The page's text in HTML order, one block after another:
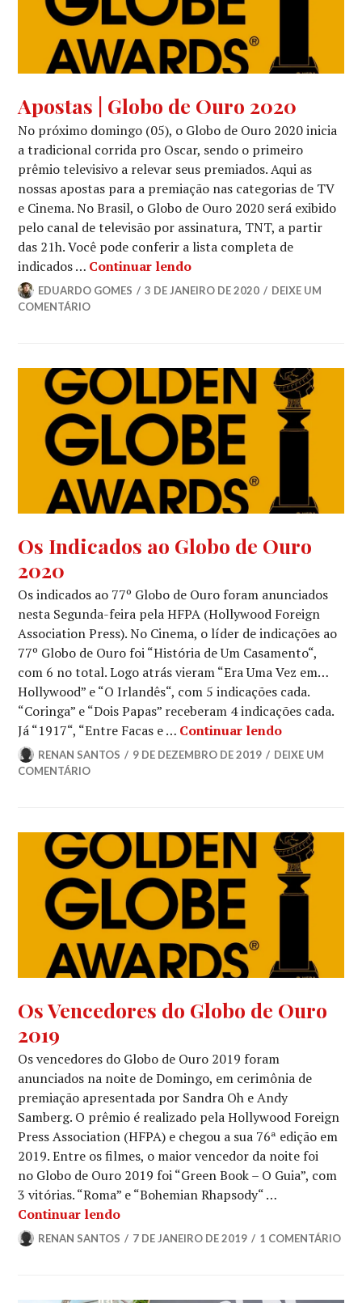
APOSTAS,
GLOBO
DE
OURO
Apostas | Globo de Ouro 2020
No próximo domingo (05), o Globo de Ouro 2020 inicia
a tradicional corrida pro Oscar, sendo o primeiro
prêmio televisivo a relevar seus premiados. Aqui as
nossas apostas para a premiação nas categorias de TV
e Cinema. No Brasil, o Globo de Ouro 2020 será exibido
pelo canal de televisão por assinatura, TNT, a partir
das 21h. Você pode conferir a lista completa de
indicados … Continuar lendoApostas | Globo de Ouro
EDUARDO GOMES 3 DE JANEIRO DE 2020
DEIXE UM
COMENTÁRIO
GLOBO
DE
OURO,
DE
FILMES,
NOTÍCIAS
DE
SÉRIES
Os Indicados ao Globo de Ouro
2020
Os indicados ao 77º Globo de Ouro foram anunciados
nesta Segunda-feira pela HFPA (Hollywood Foreign
Association Press). No Cinema, o líder de indicações ao
77º Globo de Ouro foi “História de Um Casamento“,
com 6 no total. Logo atrás vieram “Era Uma Vez em…
Hollywood” e “O Irlandês“, com 5 indicações cada.
“Coringa” e “Dois Papas” receberam 4 indicações cada.
Já “1917“, “Entre Facas e … Continuar lendoOs
RENAN SANTOS 9 DE DEZEMBRO DE 2019
DEIXE UM
COMENTÁRIO
GLOBO
DE
OURO,
DE
FILMES,
NOTÍCIAS
DE
SÉRIES
Os Vencedores do Globo de Ouro
2019
Os vencedores do Globo de Ouro 2019 foram
anunciados na noite de Domingo, em cerimônia de
premiação apresentada por Sandra Oh e Andy
Samberg. O prêmio é realizado pela Hollywood Foreign
Press Association (HFPA) e chegou a sua 76ª edição em
2019. Entre os filmes, o maior vencedor da noite foi
no Globo de Ouro 2019 foi “Green Book – O Guia”, com
3 vitórias. “Roma” e “Bohemian Rhapsody“ …
Continuar lendoOs Vencedores do Globo de Ouro 2019
RENAN SANTOS 7 DE JANEIRO DE 2019 1 COMENTÁRIO